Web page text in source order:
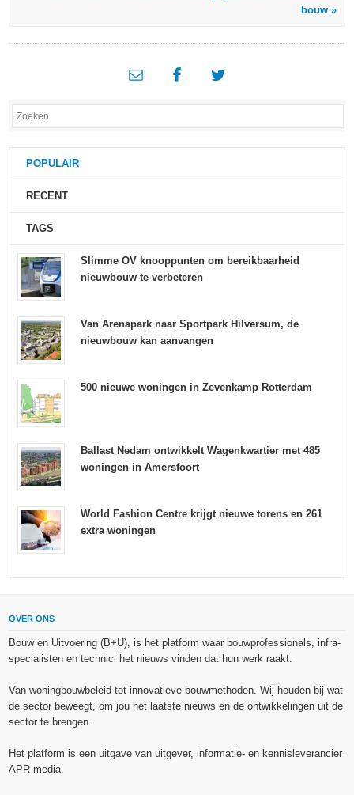
bouw »
POPULAIR
RECENT
TAGS
Slimme OV knooppunten om bereikbaarheid
nieuwbouw te verbeteren
Van Arenapark naar Sportpark Hilversum, de
nieuwbouw kan aanvangen
500 nieuwe woningen in Zevenkamp Rotterdam
Ballast Nedam ontwikkelt Wagenkwartier met 485
woningen in Amersfoort
World Fashion Centre krijgt nieuwe torens en 261
extra woningen
OVER ONS
Bouw en Uitvoering (B+U), is het platform waar bouwprofessionals, infra-
specialisten en technici het nieuws vinden dat hun werk raakt.
Van woningbouwbeleid tot innovatieve bouwmethoden. Wij houden bij wat
de sector beweegt, om jou het laatste nieuws en de ontwikkelingen uit de
sector te brengen.
Het platform is een uitgave van uitgever, informatie- en kennisleverancier
APR media.